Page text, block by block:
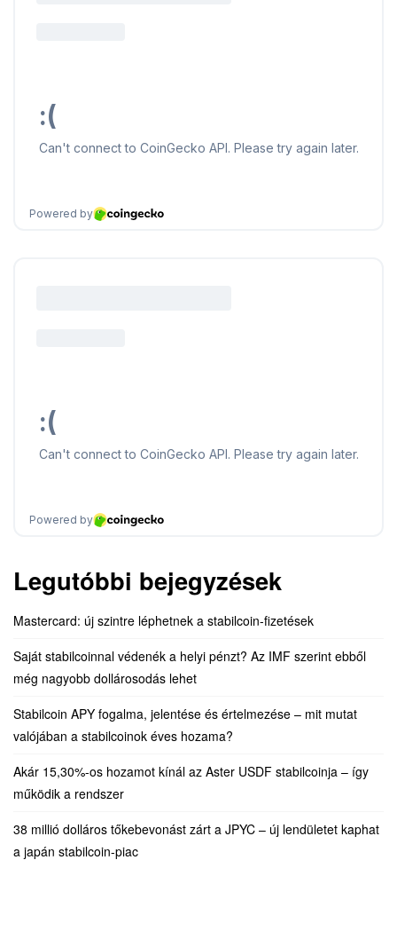
Legutóbbi bejegyzések
Mastercard: új szintre léphetnek a stabilcoin-fizetések
Saját stabilcoinnal védenék a helyi pénzt? Az IMF szerint ebből
még nagyobb dollárosodás lehet
Stabilcoin APY fogalma, jelentése és értelmezése – mit mutat
valójában a stabilcoinok éves hozama?
Akár 15,30%-os hozamot kínál az Aster USDF stabilcoinja – így
működik a rendszer
38 millió dolláros tőkebevonást zárt a JPYC – új lendületet kaphat
a japán stabilcoin-piac